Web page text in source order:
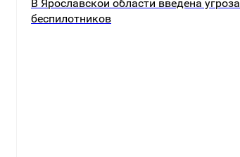
В Ярославской области введена угроза
беспилотников